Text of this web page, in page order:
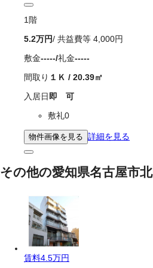
1 階
5.2万円/ 共益費等 4,000円
敷金-----/礼金-----
間取り １Ｋ / 20.39㎡
入居日 即 可
敷礼0
物件画像を見る 詳細を見る
その他の愛知県名古屋市
賃料4.5万円